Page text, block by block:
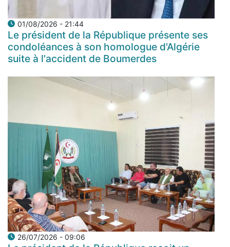
01/08/2026 - 21:44
Le président de la République présente ses
condoléances à son homologue d'Algérie
suite à l'accident de Boumerdes
26/07/2026 - 09:06